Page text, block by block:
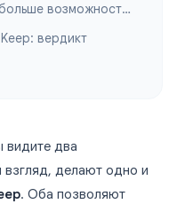
За пределами Google Tasks: больше возможностей с TasksBoard
вердикт
видите два
взгляд, делают одно и
. Оба позволяют